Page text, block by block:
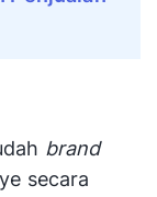
brand
secara